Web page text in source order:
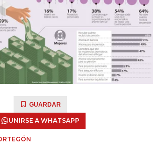
GUARDAR
UNIRSE A WHATSAPP